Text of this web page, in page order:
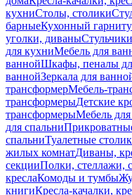
кухниСтолы, столики
барныеКухонный
уголки, диваны
для кухниМебель для
ваннойШкафы, пеналы
ваннойЗеркала для
трансформерМебель-
трансформерыДетские
трансформерыМебель
для спальни
спальниТуалетные
жилых комнатДиваны,
секцииПолки, стеллажи,
креслаКомоды и тумбы
книгиКресла-качалки,